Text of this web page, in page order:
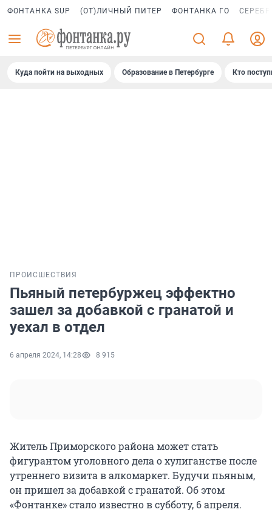
ФОНТАНКА SUP (ОТ)ЛИЧНЫЙ ПИТЕР ФОНТАНКА ГО
Куда пойти на выходных Образование в Петербурге Кто
ПРОИСШЕСТВИЯ
Пьяный петербуржец эффектно
зашел за добавкой с гранатой и
уехал в отдел
6 апреля 2024, 14:28 8 915
Житель Приморского района может стать
фигурантом уголовного дела о хулиганстве после
утреннего визита в алкомаркет. Будучи пьяным,
он пришел за добавкой с гранатой. Об этом
«Фонтанке» стало известно в субботу, 6 апреля.